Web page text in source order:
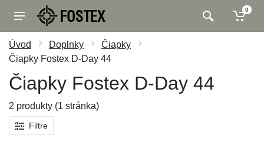
0
Úvod Doplnky
Čiapky
Čiapky Fostex D-Day 44
Čiapky Fostex D-Day 44
2 produkty (1 stránka)
Filtre